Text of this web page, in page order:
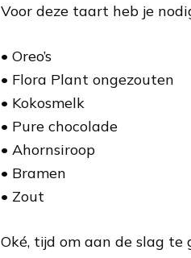
Voor deze taart heb je
• Oreo’s
• Flora Plant ongezouten
• Kokosmelk
• Pure chocolade
• Ahornsiroop
• Bramen
• Zout
Oké, tijd om aan de slag te